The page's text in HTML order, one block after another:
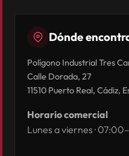
Dónde
Polígono Industrial Tres
Calle Dorada, 27
11510 Puerto Real, Cádiz,
Horario comercial
Lunes a viernes ·